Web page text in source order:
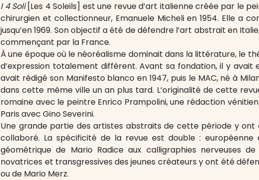
I 4 Soli[Les 4 Soleils] est une revue d’art italienne créée par le
chirurgien et collectionneur, Emanuele Micheli en 1954. Elle a
jusqu’en 1969. Son objectif a été de défendre l’art abstrait en
commençant par la France.
À une époque où le néoréalisme dominait dans la littérature, le
d’expression totalement différent. Avant sa fondation, il y avait
avait rédigé son Manifesto blanco en 1947, puis le MAC, né à
dans cette même ville un an plus tard. L’originalité de cette
romaine avec le peintre Enrico Prampolini, une rédaction
Paris avec Gino Severini.
Une grande partie des artistes abstraits de cette période y
collaboré. La spécificité de la revue est double :
géométrique de Mario Radice aux calligraphies nerveuses
novatrices et transgressives des jeunes créateurs y ont été
ou de Mario Merz.